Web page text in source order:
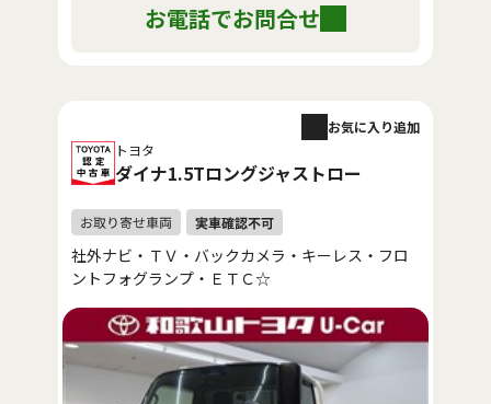
お電話でお問合せ
トヨタ
ダイナ1.5Tロングジャストロー
お気に入り追加
社外ナビ・ＴＶ・バックカメラ・キーレス・フロ
ントフォグランプ・ＥＴＣ☆